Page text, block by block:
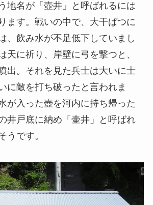
地名が「壺井」と呼ばれるには
ます。戦いの中で、大干ばつに
、飲み水が不足低下していまし
天に祈り、岸壁に弓を撃つと、
出。それを見た兵士は大いに士
に敵を打ち破ったと言われま
が入った壺を河内に持ち帰った
井戸底に納め「壷井」と呼ばれ
うです。